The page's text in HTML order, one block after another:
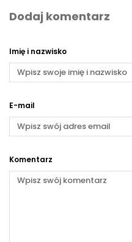
Dodaj komentarz
Imię i nazwisko
E-mail
Komentarz